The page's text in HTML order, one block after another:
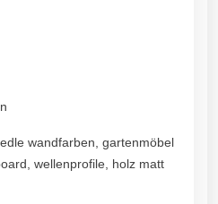
wandfarben, gartenmöbel
wellenprofile, holz matt